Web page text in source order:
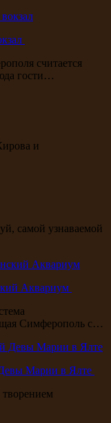
считается
гости…
и
самой узнаваемой
Аквариум
Симферополь с…
Девы Марии в Ялте